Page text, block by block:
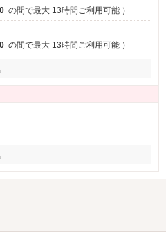
の間で最大 13時間ご利用可能 ）
の間で最大 13時間ご利用可能 ）